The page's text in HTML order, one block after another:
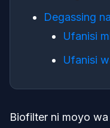
Degassing
Ufanisi
Ufanisi
Biofilter ni moyo